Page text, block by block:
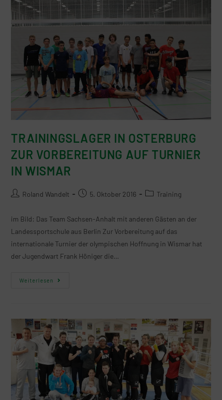
TRAININGSLAGER IN OSTERBURG
ZUR VORBEREITUNG AUF TURNIER
IN WISMAR
Roland Wandelt 5. Oktober 2016 Training
im Bild: Das Team Sachsen-Anhalt mit anderen Gästen an der
Landessportschule aus Berlin Zur Vorbereitung auf das
internationale Turnier der olympischen Hoffnung in Wismar hat
der Jugendwart Frank Höniger die…
Weiterlesen